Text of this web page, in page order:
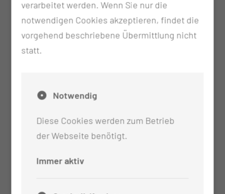
(örtliche Chemotherapie von Lebertumoren)
Perkutane Drainage von Herdbefunden und
Organsystemen
Herdbefunden (CT-, MRT-, Röntgen- oder
Tumortherapien
minimal invasive Radiofrequenztherapie von
Hochfrequenzen)
verarbeitet werden. Wenn Sie nur die
notwendigen Cookies akzeptieren, findet die
vorgehend beschriebene Übermittlung nicht
statt.
Notwendig
Diese Cookies werden zum Betrieb
der Webseite benötigt.
Immer aktiv